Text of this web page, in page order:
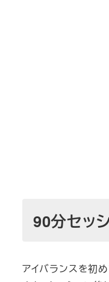
90分セッ
アイバランスを初